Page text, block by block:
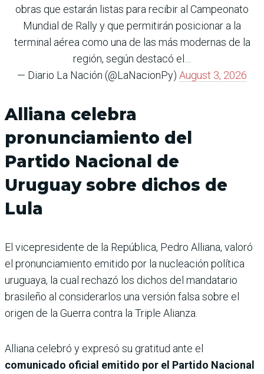
obras que estarán listas para recibir al Campeonato
Mundial de Rally y que permitirán posicionar a la
terminal aérea como una de las más modernas de la
región, según destacó el…
— Diario La Nación (@LaNacionPy) August 3, 2026
Alliana celebra
pronunciamiento del
Partido Nacional de
Uruguay sobre dichos de
Lula
El vicepresidente de la República, Pedro Alliana, valoró
el pronunciamiento emitido por la nucleación política
uruguaya, la cual rechazó los dichos del mandatario
brasileño al considerarlos una versión falsa sobre el
origen de la Guerra contra la Triple Alianza.
Alliana celebró y expresó su gratitud ante el
comunicado oficial emitido por el Partido Nacional